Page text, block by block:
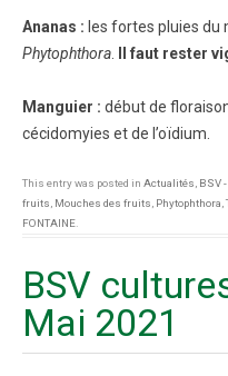
Ananas : les fortes pluies du
Phytophthora
Il faut rester
Manguier : début de
cécidomyies et de l’oïdium.
This entry was posted in Actualités BSV
fruits Mouches des fruits Phytophthora
FONTAINE
BSV
Mai 2021